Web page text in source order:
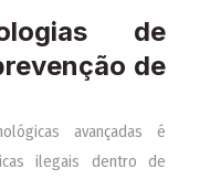
de
de
avançadas é
ilegais dentro de